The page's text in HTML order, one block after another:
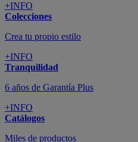
+INFO
Colecciones
Crea tu propio estilo
+INFO
Tranquilidad
6 años de Garantía Plus
+INFO
Catálogos
Miles de productos